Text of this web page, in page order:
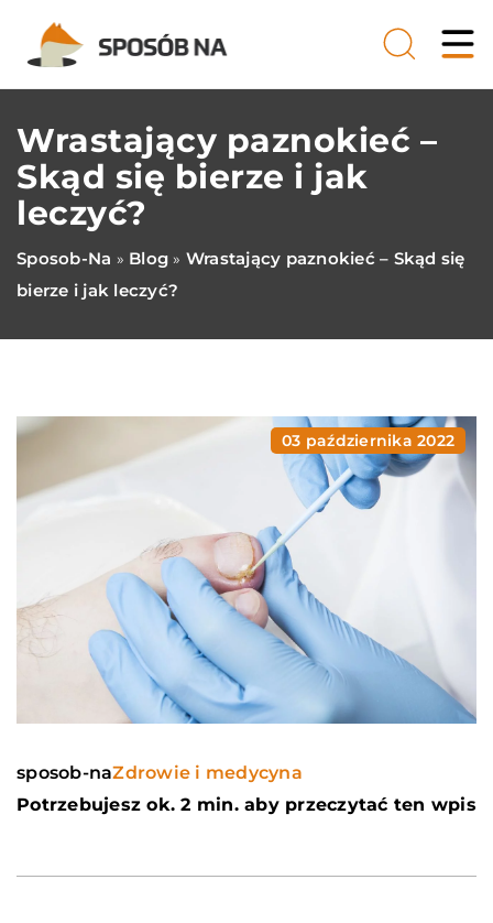
Wrastający paznokieć –
Skąd się bierze i jak
leczyć?
Sposob-Na » Blog » Wrastający paznokieć – Skąd się
bierze i jak leczyć?
03 października 2022
sposob-naZdrowie i medycyna
Potrzebujesz ok. 2 min. aby przeczytać ten wpis